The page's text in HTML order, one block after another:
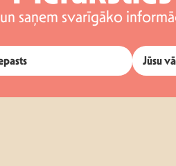
un saņem svarīgāko